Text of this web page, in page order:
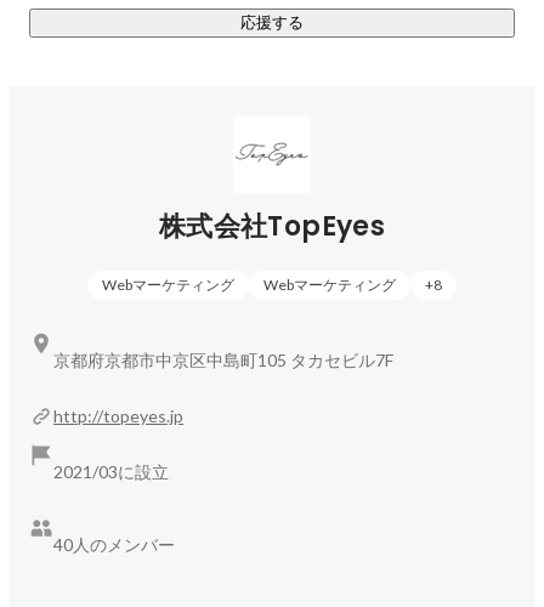
得した活力サプリ
・台湾で人気沸騰中の酵素ドリンク
応援する
株式会社TopEyes
Webマーケティング Webマーケティング +8
http://topeyes.jp
2021/03に設立
40人のメンバー
京都府京都市中京区中島町105 タカセビル7F